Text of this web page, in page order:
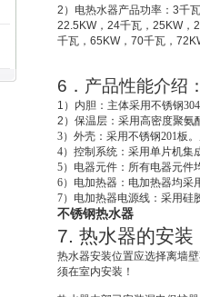
2 ）电热水器产品功率： 3千
22.5KW， 24千瓦， 25KW，
千瓦， 65KW， 70千瓦，
6 ．产品性能介绍
1 ） 内胆：主体采用不锈钢
2 ） 保温层：采用高密度聚氨
3）外壳：采用不锈钢201板
4）控制系统：采用单片机集
5）电器元件：所有电器元件
6）电加热器：电加热器均采
7）电加热器电源线：采用硅
不锈钢热水器
7. 热水器的安装
热水器安装位置应选择离墙
须在室内安装！